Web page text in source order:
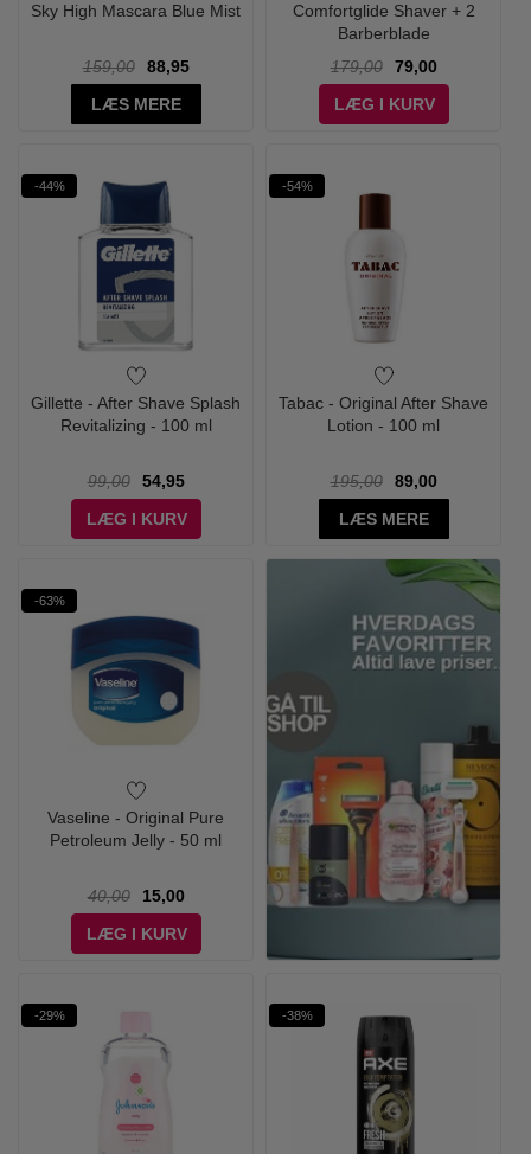
Sky High Mascara Blue Mist
159,00
88,95
LÆS MERE
Comfortglide Shaver + 2
Barberblade
179,00
79,00
LÆG I KURV
-44%
Gillette - After Shave Splash
Revitalizing - 100 ml
99,00
54,95
LÆG I KURV
-54%
Tabac - Original After Shave
Lotion - 100 ml
195,00
89,00
LÆS MERE
-63%
Vaseline - Original Pure
Petroleum Jelly - 50 ml
40,00
15,00
LÆG I KURV
-29% -38%